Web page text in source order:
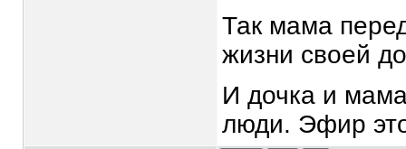
Так мама
жизни своей
И дочка и
люди. Эфир